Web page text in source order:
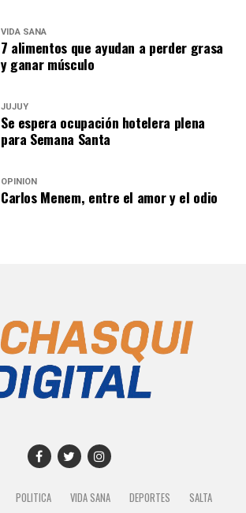
VIDA SANA
7 alimentos que ayudan a perder grasa
y ganar músculo
JUJUY
Se espera ocupación hotelera plena
para Semana Santa
OPINIÓN
Carlos Menem, entre el amor y el odio
POLITICA VIDA SANA DEPORTES
SALTA